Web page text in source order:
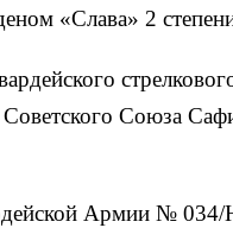
«Слава» 2
Советского Союза
Армии № 034/